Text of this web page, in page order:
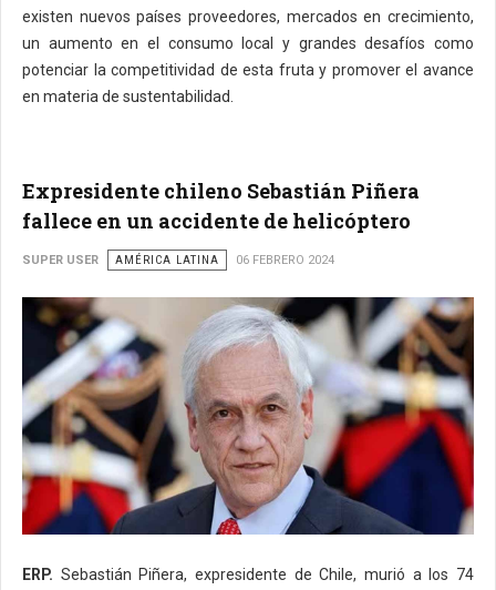
existen nuevos países proveedores, mercados en crecimiento,
un aumento en el consumo local y grandes desafíos como
potenciar la competitividad de esta fruta y promover el avance
en materia de sustentabilidad.
Expresidente chileno Sebastián Piñera
fallece en un accidente de helicóptero
SUPER USER AMÉRICA LATINA 06 FEBRERO 2024
ERP. Sebastián Piñera, expresidente de Chile, murió a los 74